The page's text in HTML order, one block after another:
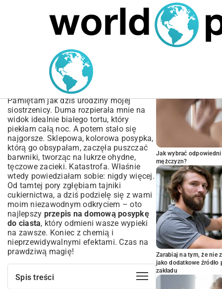
MARIUSZ ŁAMAGA 05.10.2025
Przepis na domową
posypkę do ciasta – Zrób
Pamiętam jak dziś urodziny mojej
siostrzenicy. Duma rozpierała mnie na
widok idealnie białego tortu, który
piekłam całą noc. A potem stało się
najgorsze. Sklepowa, kolorowa posypka,
którą go obsypałam, zaczęła puszczać
barwniki, tworząc na lukrze ohydne,
tęczowe zacieki. Katastrofa. Właśnie
wtedy powiedziałam sobie: nigdy więcej.
Od tamtej pory zgłębiam tajniki
cukiernictwa, a dziś podzielę się z wami
moim niezawodnym odkryciem – oto
najlepszy przepis na domową posypkę
do ciasta, który odmieni wasze wypieki
na zawsze. Koniec z chemią i
nieprzewidywalnymi efektami. Czas na
prawdziwą magię!
Spis treści
Jak wybrać
mężczyzn?
Zarabiaj na tym, że nie
jako dodatkowe
zakładu